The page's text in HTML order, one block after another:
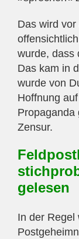
Das wird
wurde, dass
Das kam in
wurde von
Hoffnung
Propaganda
Zensur.
gelesen
In der Regel